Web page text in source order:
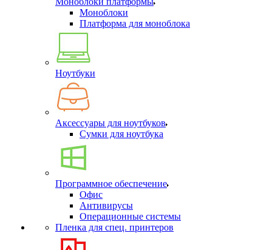
Моноблоки
Платформа для моноблока
Ноутбуки
Аксессуары для ноутбуков
Сумки для ноутбука
Программное обеспечение
Офис
Антивирусы
Операционные системы
Пленка для спец. принтеров